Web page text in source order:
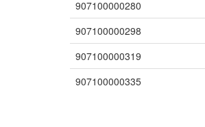
907100000280
907100000298
907100000319
907100000335